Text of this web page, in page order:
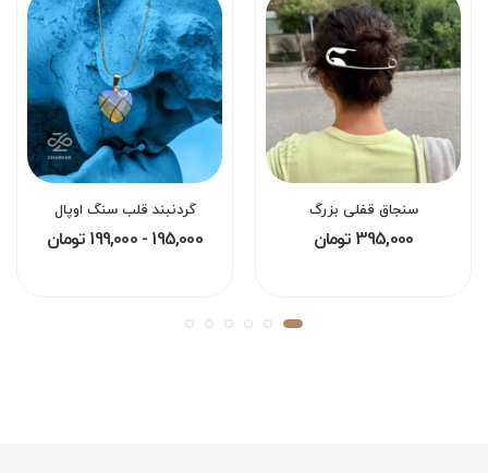
سنجاق قفلی بزرگ
395,000 تومان
گردنبند قلب سنگ اوپال
195,000 - 199,000 تومان